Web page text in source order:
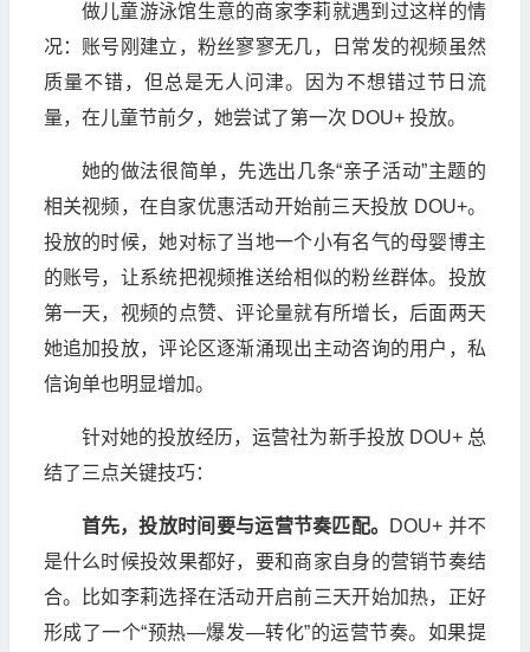
做儿童游泳馆生意的商家李莉就遇到过这样的情
况：账号刚建立，粉丝寥寥无几，日常发的视频虽然
质量不错，但总是无人问津。因为不想错过节日流
量，在儿童节前夕，她尝试了第一次 DOU+ 投放。
她的做法很简单，先选出几条“亲子活动”主题的
相关视频，在自家优惠活动开始前三天投放 DOU+。
投放的时候，她对标了当地一个小有名气的母婴博主
的账号，让系统把视频推送给相似的粉丝群体。投放
第一天，视频的点赞、评论量就有所增长，后面两天
她追加投放，评论区逐渐涌现出主动咨询的用户，私
信询单也明显增加。
针对她的投放经历，运营社为新手投放 DOU+ 总
结了三点关键技巧：
首先，投放时间要与运营节奏匹配。 DOU+ 并不
是什么时候投效果都好，要和商家自身的营销节奏结
合。比如李莉选择在活动开启前三天开始加热，正好
形成了一个“预热—爆发—转化”的运营节奏。如果提